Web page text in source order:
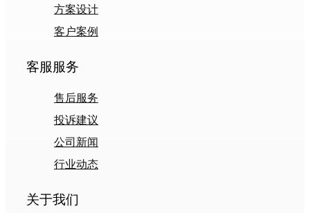
方案设计
客户案例
客服服务
售后服务
投诉建议
公司新闻
行业动态
关于我们